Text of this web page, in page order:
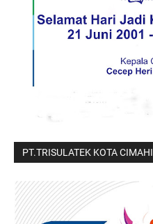
PT.TRISULATEK KOTA CIMAHI